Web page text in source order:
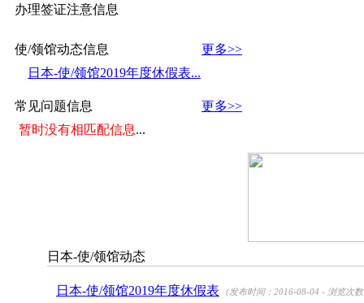
办理签证注意信息
使/领馆动态信息
更多>>
日本-使/领馆2019年度休假表...
常见问题信息
更多>>
暂时没有相匹配信息...
日本-使/领馆动态
日本-使/领馆2019年度休假表 (发布时间：2016-08-04 - 浏览次